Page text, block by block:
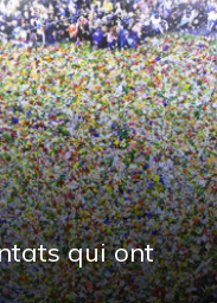
qui ont